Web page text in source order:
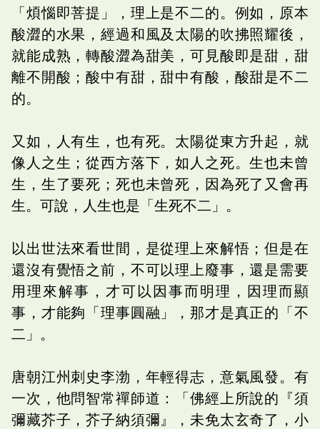
「煩惱即菩提」，理上是不二的。例如，原本
酸澀的水果，經過和風及太陽的吹拂照耀後，
就能成熟，轉酸澀為甜美，可見酸即是甜，甜
離不開酸；酸中有甜，甜中有酸，酸甜是不二
的。
又如，人有生，也有死。太陽從東方升起，就
像人之生；從西方落下，如人之死。生也未曾
生，生了要死；死也未曾死，因為死了又會再
生。可說，人生也是「生死不二」。
以出世法來看世間，是從理上來解悟；但是在
還沒有覺悟之前，不可以理上廢事，還是需要
用理來解事，才可以因事而明理，因理而顯
事，才能夠「理事圓融」，那才是真正的「不
二」。
唐朝江州刺史李渤，年輕得志，意氣風發。有
一次，他問智常禪師道：「佛經上所說的『須
彌藏芥子，芥子納須彌』，未免太玄奇了，小